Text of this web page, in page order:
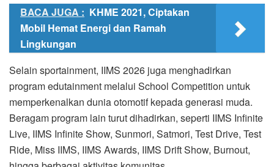
BACA JUGA : KHME 2021, Ciptakan
Mobil Hemat Energi dan Ramah
Lingkungan
Selain sportainment, IIMS 2026 juga menghadirkan
program edutainment melalui School Competition untuk
memperkenalkan dunia otomotif kepada generasi muda.
Beragam program lain turut dihadirkan, seperti IIMS Infinite
Live, IIMS Infinite Show, Sunmori, Satmori, Test Drive, Test
Ride, Miss IIMS, IIMS Awards, IIMS Drift Show, Burnout,